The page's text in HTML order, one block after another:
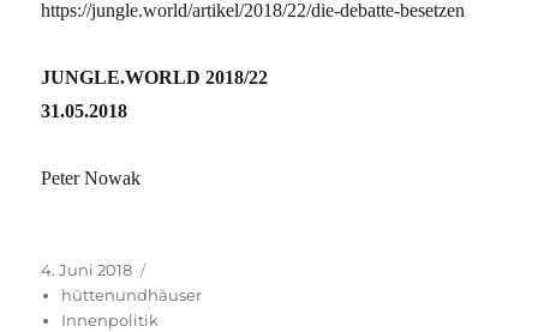
https://jungle.world/artikel/2018/22/die-debatte-besetzen
JUNGLE.WORLD 2018/22
31.05.2018
Peter Nowak
Veröffentlicht
am
4. Juni 2018
hüttenundhäuser
Innenpolitik